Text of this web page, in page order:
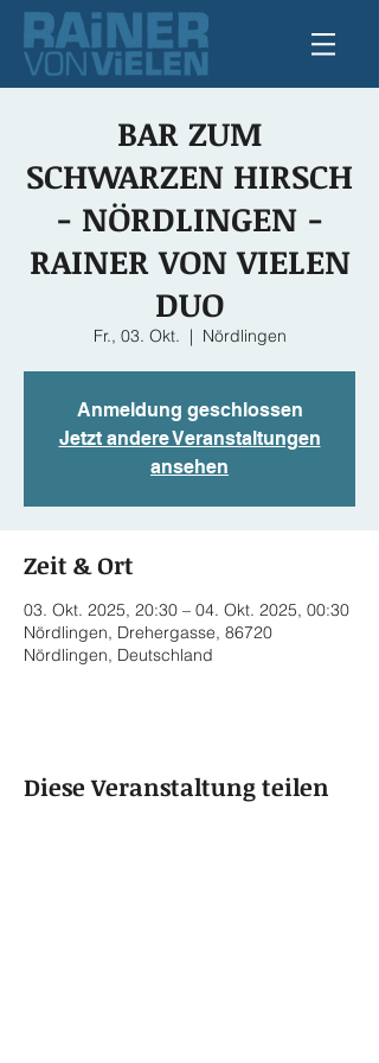
BAR ZUM
SCHWARZEN HIRSCH
- NÖRDLINGEN -
RAINER VON VIELEN
DUO
Fr., 03. Okt.
  |
Nördlingen
Anmeldung geschlossen
Jetzt andere Veranstaltungen
ansehen
Zeit & Ort
03. Okt. 2025, 20:30 – 04. Okt. 2025, 00:30
Nördlingen, Drehergasse, 86720
Nördlingen, Deutschland
Diese Veranstaltung teilen